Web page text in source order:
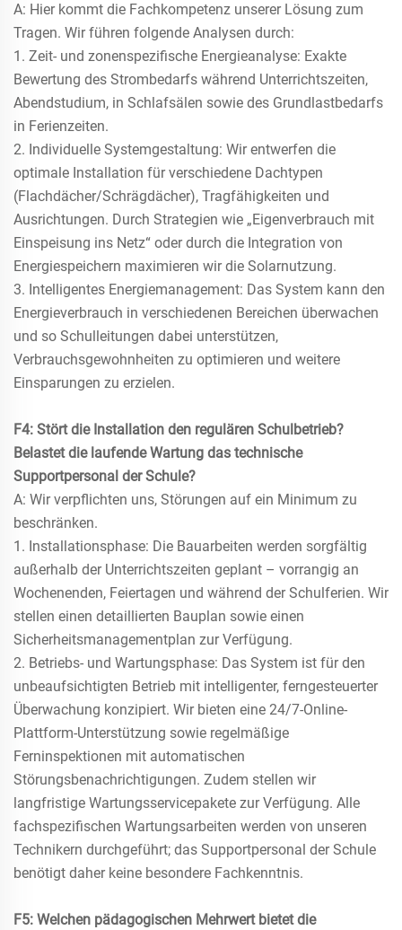
A: Hier kommt die Fachkompetenz unserer Lösung zum
Tragen. Wir führen folgende Analysen durch:
1. Zeit- und zonenspezifische Energieanalyse: Exakte
Bewertung des Strombedarfs während Unterrichtszeiten,
Abendstudium, in Schlafsälen sowie des Grundlastbedarfs
in Ferienzeiten.
2. Individuelle Systemgestaltung: Wir entwerfen die
optimale Installation für verschiedene Dachtypen
(Flachdächer/Schrägdächer), Tragfähigkeiten und
Ausrichtungen. Durch Strategien wie „Eigenverbrauch mit
Einspeisung ins Netz“ oder durch die Integration von
Energiespeichern maximieren wir die Solarnutzung.
3. Intelligentes Energiemanagement: Das System kann den
Energieverbrauch in verschiedenen Bereichen überwachen
und so Schulleitungen dabei unterstützen,
Verbrauchsgewohnheiten zu optimieren und weitere
Einsparungen zu erzielen.
F4: Stört die Installation den regulären Schulbetrieb?
Belastet die laufende Wartung das technische
Supportpersonal der Schule?
A: Wir verpflichten uns, Störungen auf ein Minimum zu
beschränken.
1. Installationsphase: Die Bauarbeiten werden sorgfältig
außerhalb der Unterrichtszeiten geplant – vorrangig an
Wochenenden, Feiertagen und während der Schulferien. Wir
stellen einen detaillierten Bauplan sowie einen
Sicherheitsmanagementplan zur Verfügung.
2. Betriebs- und Wartungsphase: Das System ist für den
unbeaufsichtigten Betrieb mit intelligenter, ferngesteuerter
Überwachung konzipiert. Wir bieten eine 24/7-Online-
Plattform-Unterstützung sowie regelmäßige
Ferninspektionen mit automatischen
Störungsbenachrichtigungen. Zudem stellen wir
langfristige Wartungsservicepakete zur Verfügung. Alle
fachspezifischen Wartungsarbeiten werden von unseren
Technikern durchgeführt; das Supportpersonal der Schule
benötigt daher keine besondere Fachkenntnis.
F5: Welchen pädagogischen Mehrwert bietet die